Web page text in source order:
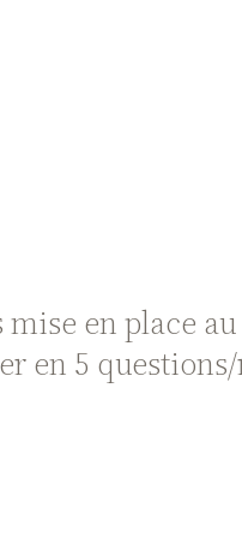
mise en place
en 5